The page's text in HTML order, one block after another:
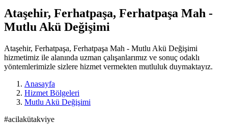
Ataşehir, Ferhatpaşa, Ferhatpaşa Mah -
Mutlu Akü Değişimi
Ataşehir, Ferhatpaşa, Ferhatpaşa Mah - Mutlu Akü Değişimi
hizmetimiz ile alanında uzman çalışanlarımız ve sonuç odaklı
yöntemlerimizle sizlere hizmet vermekten mutluluk duymaktayız.
Anasayfa
Hizmet Bölgeleri
Mutlu Akü Değişimi
#acilakütakviye